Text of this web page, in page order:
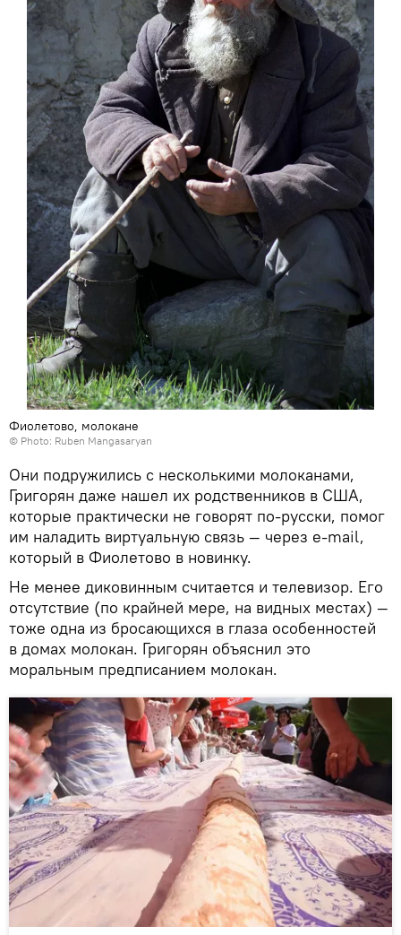
Фиолетово, молокане
© Photo: Ruben Mangasaryan
Они подружились с несколькими молоканами,
Григорян даже нашел их родственников в США,
которые практически не говорят по-русски, помог
им наладить виртуальную связь — через e-mail,
который в Фиолетово в новинку.
Не менее диковинным считается и телевизор. Его
отсутствие (по крайней мере, на видных местах) —
тоже одна из бросающихся в глаза особенностей
в домах молокан. Григорян объяснил это
моральным предписанием молокан.